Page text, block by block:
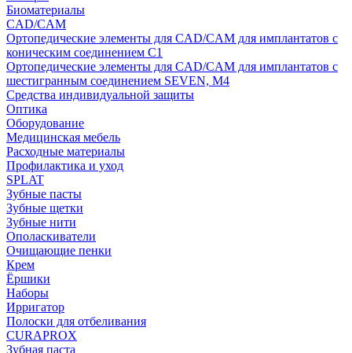
Биоматериалы
CAD/CAM
Ортопедические элементы для CAD/CAM для имплантатов с
коническим соединением С1
Ортопедические элементы для CAD/CAM для имплантатов с
шестигранным соединением SEVEN, М4
Средства индивидуальной защиты
Оптика
Оборудование
Медицинская мебель
Расходные материалы
Профилактика и уход
SPLAT
Зубные пасты
Зубные щетки
Зубные нити
Ополаскиватели
Очищающие пенки
Крем
Ёршики
Наборы
Ирригатор
Полоски для отбеливания
CURAPROX
Зубная паста